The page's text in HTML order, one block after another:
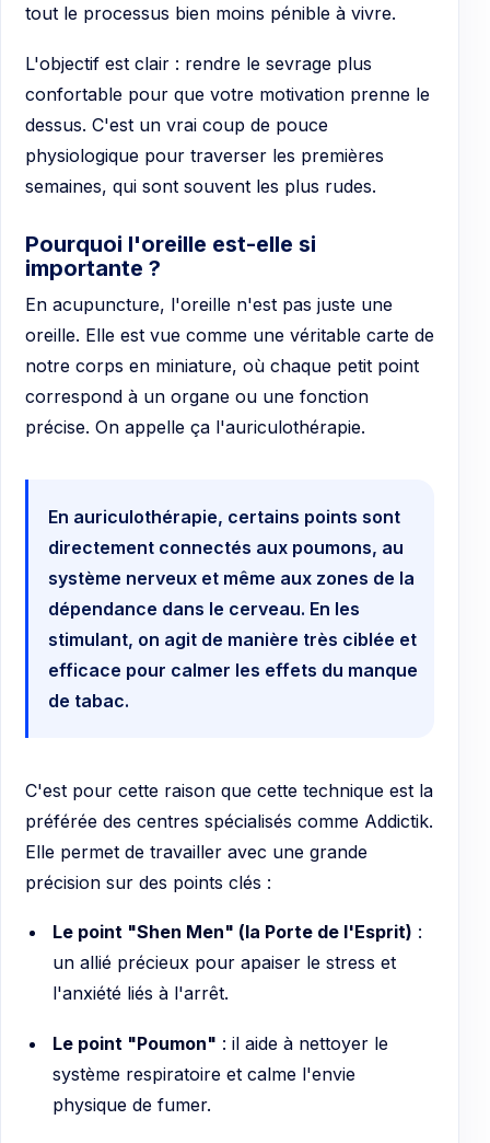
tout le processus bien moins pénible à vivre.
L'objectif est clair : rendre le sevrage plus
confortable pour que votre motivation prenne le
dessus. C'est un vrai coup de pouce
physiologique pour traverser les premières
semaines, qui sont souvent les plus rudes.
Pourquoi l'oreille est-elle si
importante ?
En acupuncture, l'oreille n'est pas juste une
oreille. Elle est vue comme une véritable carte de
notre corps en miniature, où chaque petit point
correspond à un organe ou une fonction
précise. On appelle ça l'auriculothérapie.
En auriculothérapie, certains points sont
directement connectés aux poumons, au
système nerveux et même aux zones de la
dépendance dans le cerveau. En les
stimulant, on agit de manière très ciblée et
efficace pour calmer les effets du manque
de tabac.
C'est pour cette raison que cette technique est la
préférée des centres spécialisés comme Addictik.
Elle permet de travailler avec une grande
précision sur des points clés :
Le point "Shen Men" (la Porte de l'Esprit) :
un allié précieux pour apaiser le stress et
l'anxiété liés à l'arrêt.
Le point "Poumon" : il aide à nettoyer le
système respiratoire et calme l'envie
physique de fumer.